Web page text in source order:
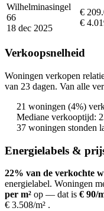
Wilhelminasingel
66
18 dec 2025
€
€
Verkoopsnelheid
Woningen verkopen
van 23 dagen. Van alle
21 woningen (4%)
Mediane verkooptijd:
37 woningen stonden
Energielabels &
22% van de verkochte
energielabel. Woningen
per m² op — dat is € 90/
€ 3.508/m² .